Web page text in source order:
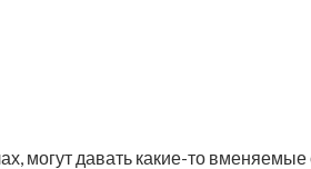
могут давать какие-то вменяемые